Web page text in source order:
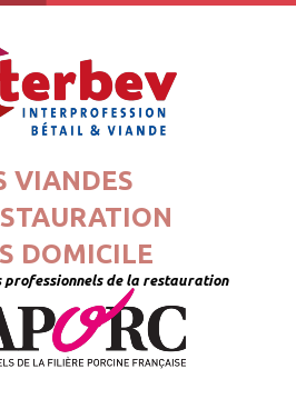
VIANDES
DOMICILE
de la restauration